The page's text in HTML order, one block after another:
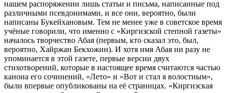
нашем распоряжении лишь статьи и письма, написанные под
различными псевдонимами, и все они, вероятно, были
написаны Букейхановым. Тем не менее уже в советское время
учёные говорили, что именно с «Киргизской степной газеты»
началось творчество Абая (первым, кто сказал это, был,
вероятно, Хайржан Бекхожин). И хотя имя Абая ни разу не
упоминается в этой газете, первые версии двух
стихотворений, которые в настоящее время считаются частью
канона его сочинений, «Лето» и «Вот и стал я волостным»,
были впервые опубликованы на её страницах. «Киргизская